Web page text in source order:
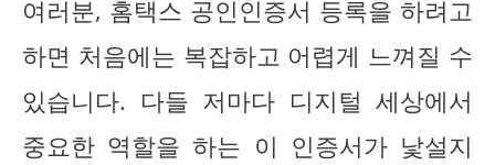
여러분, 홈택스 공인인증서 등록을 하려고
하면 처음에는 복잡하고 어렵게 느껴질 수
있습니다. 다들 저마다 디지털 세상에서
중요한 역할을 하는 이 인증서가 낯설지